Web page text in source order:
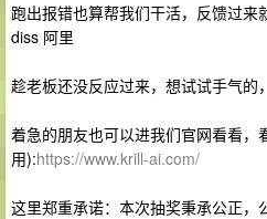
跑出报错也算帮我们干活，反馈过来
diss 阿里
趁老板还没反应过来，想试试手气的
着急的朋友也可以进我们官网看看
用):https://www.krill-ai.com/
这里郑重承诺：本次抽奖秉承公正，